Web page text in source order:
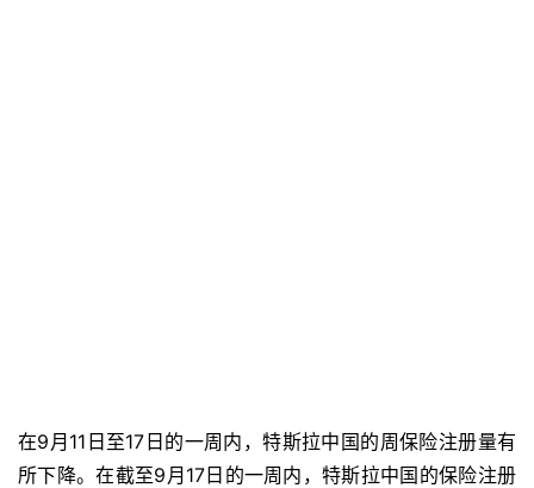
在9月11日至17日的一周内，特斯拉中国的周保险注册量有
所下降。在截至9月17日的一周内，特斯拉中国的保险注册